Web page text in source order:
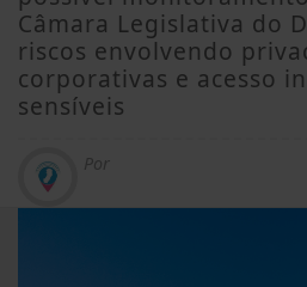
Câmara Legislativa do
riscos envolvendo
corporativas e acesso
sensíveis
Por